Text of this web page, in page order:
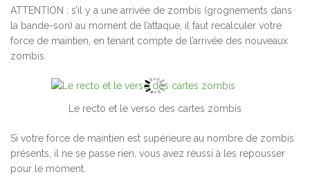
ATTENTION : s’il y a une arrivée de zombis (grognements dans
la bande-son) au moment de l’attaque, il faut recalculer votre
force de maintien, en tenant compte de l’arrivée des nouveaux
zombis.
Le recto et le verso des cartes zombis
Si votre force de maintien est supérieure au nombre de zombis
présents, il ne se passe rien, vous avez réussi à les repousser
pour le moment.